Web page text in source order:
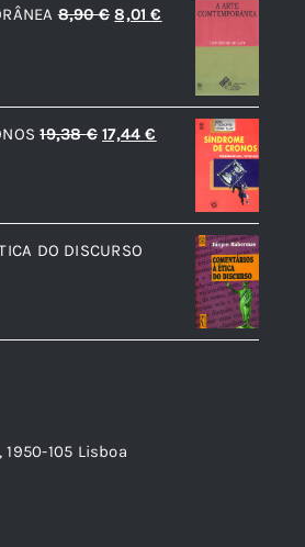
é: 8,90€ O
era:
8,90 €.
8,01€
preço
é:
8,01 €.
19,38€ O
era:
19,38 €.
17,44€
é:
17,44 €.
DO DISCURSO
1950-105 Lisboa